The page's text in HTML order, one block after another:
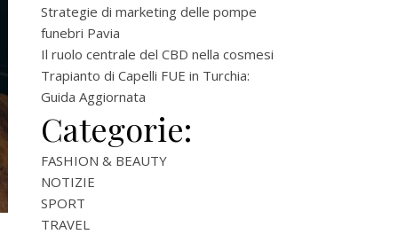
Strategie di marketing delle pompe
funebri Pavia
Il ruolo centrale del CBD nella cosmesi
Trapianto di Capelli FUE in Turchia:
Guida Aggiornata
Categorie:
FASHION & BEAUTY
NOTIZIE
SPORT
TRAVEL